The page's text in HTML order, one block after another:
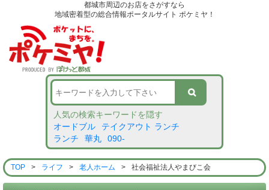
都城市周辺のお店をさがすなら
地域密着型の総合情報ポータルサイト ポケミヤ！
人気の検索キーワードを隠す
オードブル
テイクアウト ランチ
ランチ
華丸 090-
TOP > ライフ > 老人ホーム > 社会福祉法人やまびこ会